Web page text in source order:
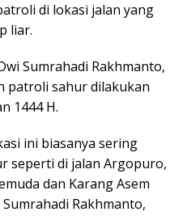
di lokasi jalan yang
liar.
Sumrahadi Rakhmanto,
patroli sahur dilakukan
1444 H.
ini biasanya sering
seperti di jalan Argopuro,
dan Karang Asem
Rakhmanto,